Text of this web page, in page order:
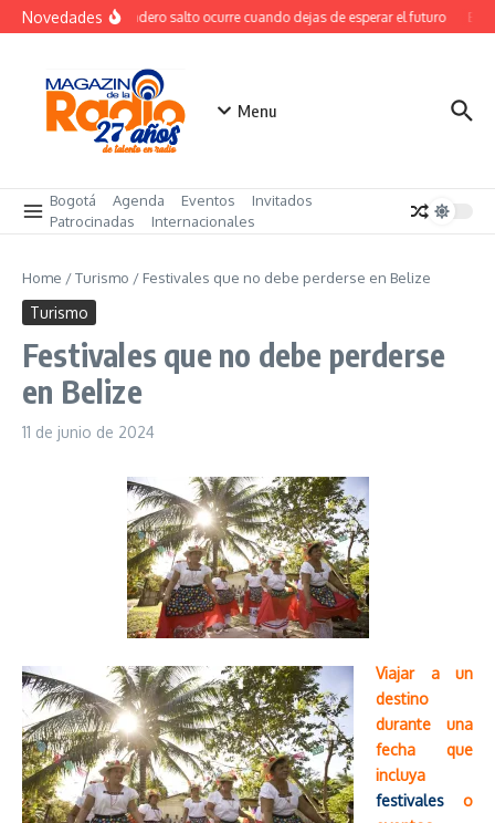
Saltar al contenido
NovedadesEl verdadero salto ocurre cuando dejas de esperar el futuro El
Menu
Bogotá Agenda Eventos
Invitados
Patrocinadas
Internacionales
Home /Turismo / Festivales que no debe perderse en Belize
Turismo
Festivales que no debe perderse
en Belize
11 de junio de 2024
Viajar a un
destino
durante una
fecha que
incluya
festivales
o